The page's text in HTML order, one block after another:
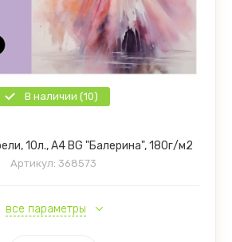
В наличии (10)
10л., А4 BG "Балерина", 180г/м2
Артикул: 368573
все параметры